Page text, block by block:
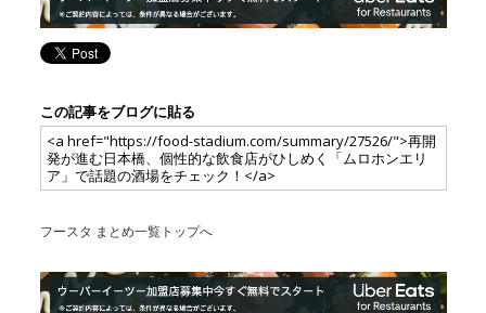
この記事をブログに貼る
<a href="https://food-stadium.com/summary/27526/">再開
発が進む日本橋、個性的な飲食店がひしめく「ムロホンエリ
ア」で話題の酒場をチェック！</a>
フースタ まとめ一覧トップへ